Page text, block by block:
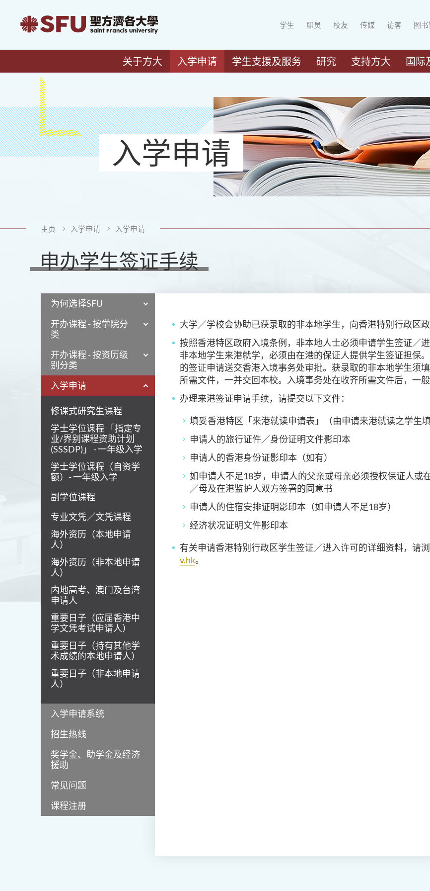
学生 职员 校友 传媒 访客 图书
关于方大 入学申请 学生支援及服务 研究 支持方大 国际
入学申请
主页 入学申请 入学申请
申办学生签证手续
为何选择SFU
开办课程 - 按学院分
类
开办课程 - 按资历级
别分类
入学申请
修课式研究生课程
学士学位课程 「指定专
业/界别课程资助计划
(SSSDP)」 - 一年级入学
学士学位课程（自资学
额）- 一年级入学
副学位课程
专业文凭／文凭课程
海外资历（本地申请
人）
海外资历（非本地申请
人）
内地高考、澳门及台湾
申请人
重要日子（应届香港中
学文凭考试申请人）
重要日子（持有其他学
术成绩的本地申请人）
重要日子（非本地申请
人）
入学申请系统
招生热线
奖学金、助学金及经济
援助
常见问题
课程注册
大学／学校会协助已获录取的非本地学生，向香港特别行政区政
按照香港特区政府入境条例，非本地人士必须申请学生签证／
非本地学生来港就学，必须由在港的保证人提供学生签证担保。
的签证申请送交香港入境事务处审批。获录取的非本地学生须
所需文件，一并交回本校。入境事务处在收齐所需文件后，一
办理来港签证申请手续，请提交以下文件：
填妥香港特区「来港就读申请表」（由申请来港就读之学生
申请人的旅行证件／身份证明文件影印本
申请人的香港身份证影印本（如有）
如申请人不足18岁，申请人的父亲或母亲必须授权保证人或
／母及在港监护人双方签署的同意书
申请人的住宿安排证明影印本（如申请人不足18岁）
经济状况证明文件影印本
有关申请香港特别行政区学生签证／进入许可的详细资料，请
v.hk。